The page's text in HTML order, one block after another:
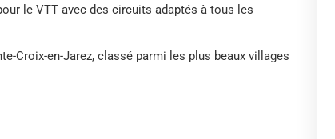
le VTT avec des circuits adaptés à tous les
Croix-en-Jarez, classé parmi les plus beaux villages